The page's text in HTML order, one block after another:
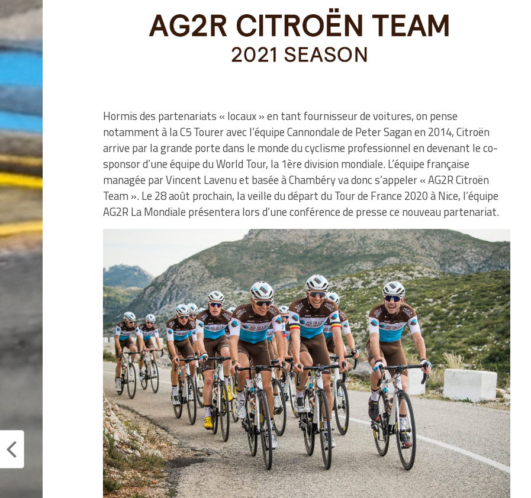
Hormis des partenariats « locaux » en tant fournisseur de voitures, on pense
notamment à la C5 Tourer avec l’équipe Cannondale de Peter Sagan en 2014, Citroën
arrive par la grande porte dans le monde du cyclisme professionnel en devenant le co-
sponsor d’une équipe du World Tour, la 1ère division mondiale. L’équipe française
managée par Vincent Lavenu et basée à Chambéry va donc s’appeler « AG2R Citroën
Team ». Le 28 août prochain, la veille du départ du Tour de France 2020 à Nice, l’équipe
AG2R La Mondiale présentera lors d’une conférence de presse ce nouveau partenariat.